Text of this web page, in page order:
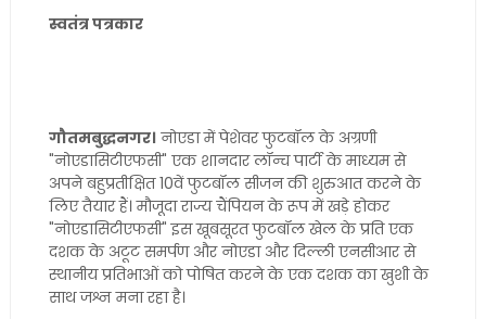
स्वतंत्र पत्रकार
गौतमबुद्धनगर।नोएडा में पेशेवर फुटबॉल के अग्रणी
"नोएडासिटीएफसी" एक शानदार लॉन्च पार्टी के माध्यम से
अपने बहुप्रतीक्षित 10वें फुटबॉल सीजन की शुरुआत करने के
लिए तैयार हैं। मौजूदा राज्य चैंपियन के रूप में खड़े होकर
"नोएडासिटीएफसी" इस खूबसूरत फुटबॉल खेल के प्रति एक
दशक के अटूट समर्पण और नोएडा और दिल्ली एनसीआर से
स्थानीय प्रतिभाओं को पोषित करने के एक दशक का खुशी के
साथ जश्न मना रहा है।